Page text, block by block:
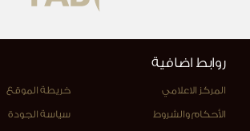
روابط اضافية
المركز الاعلامي خريطة الموقع
الأحكام والشروط سياسة الجودة